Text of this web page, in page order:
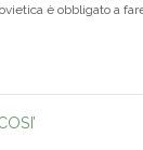
è obbligato a